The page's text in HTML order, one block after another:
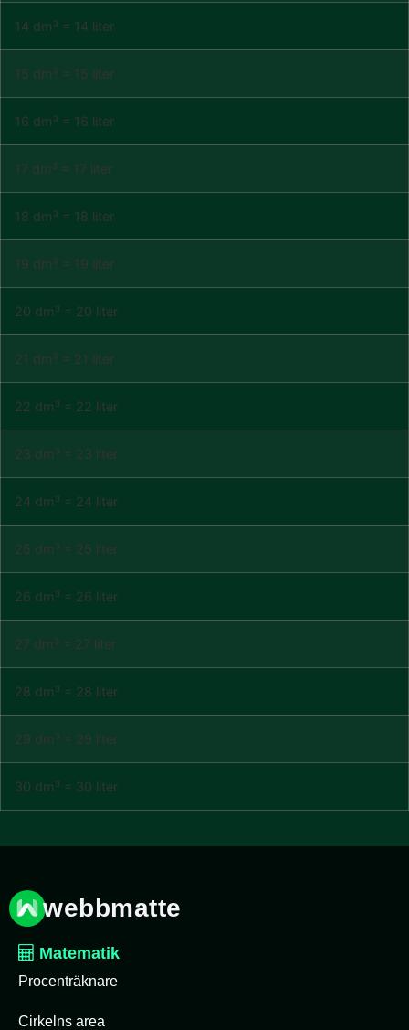
14 dm³ = 14 liter
15 dm³ = 15 liter
16 dm³ = 16 liter
17 dm³ = 17 liter
18 dm³ = 18 liter
19 dm³ = 19 liter
20 dm³ = 20 liter
21 dm³ = 21 liter
22 dm³ = 22 liter
23 dm³ = 23 liter
24 dm³ = 24 liter
25 dm³ = 25 liter
26 dm³ = 26 liter
27 dm³ = 27 liter
28 dm³ = 28 liter
29 dm³ = 29 liter
30 dm³ = 30 liter
webbmatte
Matematik
Procenträknare
Cirkelns area